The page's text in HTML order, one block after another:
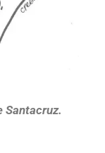
Santacruz.